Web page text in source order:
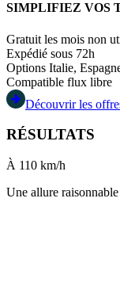
SIMPLIFIEZ VOS
Gratuit les mois non
Expédié sous 72h
Options Italie,
Compatible flux libre
Découvrir les
RÉSULTATS
À 110 km/h
Une allure